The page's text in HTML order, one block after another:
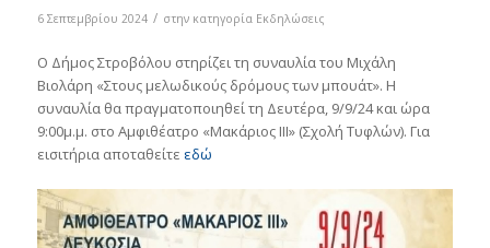
6 Σεπτεμβρίου 2024 / στην κατηγορία Εκδηλώσεις
Ο Δήμος Στροβόλου στηρίζει τη συναυλία του Μιχάλη
Βιολάρη «Στους μελωδικούς δρόμους των μπουάτ». Η
συναυλία θα πραγματοποιηθεί τη Δευτέρα, 9/9/24 και ώρα
9:00μ.μ. στο Αμφιθέατρο «Μακάριος ΙIΙ» (Σχολή Τυφλών). Για
εισιτήρια αποταθείτε εδώ